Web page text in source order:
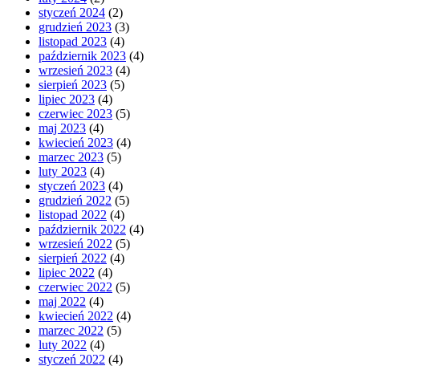
styczeń 2024 (2)
grudzień 2023 (3)
listopad 2023 (4)
październik 2023 (4)
wrzesień 2023 (4)
sierpień 2023 (5)
lipiec 2023 (4)
czerwiec 2023 (5)
maj 2023 (4)
kwiecień 2023 (4)
marzec 2023 (5)
luty 2023 (4)
styczeń 2023 (4)
grudzień 2022 (5)
listopad 2022 (4)
październik 2022 (4)
wrzesień 2022 (5)
sierpień 2022 (4)
lipiec 2022 (4)
czerwiec 2022 (5)
maj 2022 (4)
kwiecień 2022 (4)
marzec 2022 (5)
luty 2022 (4)
styczeń 2022 (4)